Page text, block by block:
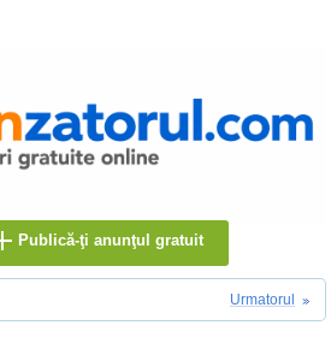
Publică-ţi anunţul gratuit
Urmatorul